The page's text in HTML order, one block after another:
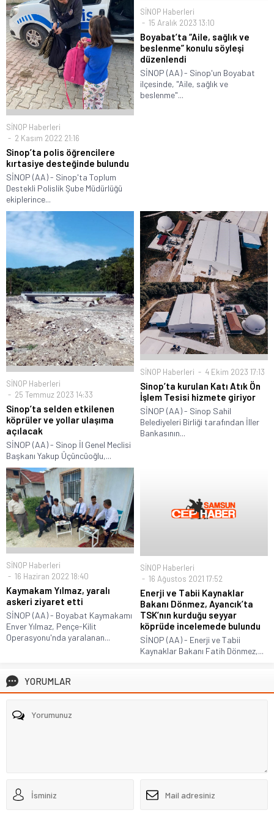
SİNOP Haberleri
2 Kasım 2022 21:16
Sinop’ta polis öğrencilere
kırtasiye desteğinde bulundu
SİNOP (AA) - Sinop'ta Toplum
Destekli Polislik Şube Müdürlüğü
ekiplerince...
SİNOP Haberleri
15 Aralık 2023 13:10
Boyabat’ta “Aile, sağlık ve
beslenme” konulu söyleşi
düzenlendi
SİNOP (AA) - Sinop'un Boyabat
ilçesinde, "Aile, sağlık ve
beslenme"...
SİNOP Haberleri
25 Temmuz 2023 14:33
Sinop’ta selden etkilenen
köprüler ve yollar ulaşıma
açılacak
SİNOP (AA) - Sinop İl Genel Meclisi
Başkanı Yakup Üçüncüoğlu,...
SİNOP Haberleri 4 Ekim 2023 17:13
Sinop’ta kurulan Katı Atık Ön
İşlem Tesisi hizmete giriyor
SİNOP (AA) - Sinop Sahil
Belediyeleri Birliği tarafından İller
Bankasının...
SİNOP Haberleri
16 Haziran 2022 18:40
Kaymakam Yılmaz, yaralı
askeri ziyaret etti
SİNOP (AA) - Boyabat Kaymakamı
Enver Yılmaz, Pençe-Kilit
Operasyonu'nda yaralanan...
SİNOP Haberleri
16 Ağustos 2021 17:52
Enerji ve Tabii Kaynaklar
Bakanı Dönmez, Ayancık’ta
TSK’nın kurduğu seyyar
köprüde incelemede bulundu
SİNOP (AA) - Enerji ve Tabii
Kaynaklar Bakanı Fatih Dönmez,...
YORUMLAR